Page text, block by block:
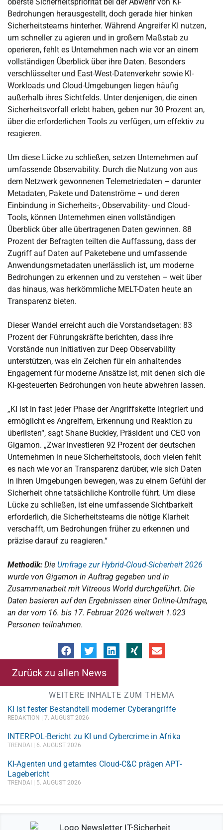
Bedrohungen herausgestellt, doch gerade hier hinken
Sicherheitsteams hinterher. Während Angreifer KI nutzen,
um schneller zu agieren und in großem Maßstab zu
operieren, fehlt es Unternehmen nach wie vor an einem
vollständigen Überblick über ihre Daten. Besonders
verschlüsselter und East-West-Datenverkehr sowie KI-
Workloads und Cloud-Umgebungen liegen häufig
außerhalb ihres Sichtfelds. Unter denjenigen, die einen
Sicherheitsvorfall erlebt haben, geben nur 30 Prozent an,
über die erforderlichen Tools zu verfügen, um effektiv zu
reagieren.
Um diese Lücke zu schließen, setzen Unternehmen auf
umfassende Observability. Durch die Nutzung von aus
dem Netzwerk gewonnenen Telemetriedaten – darunter
Metadaten, Pakete und Datenströme – und deren
Einbindung in Sicherheits-, Observability- und Cloud-
Tools, können Unternehmen einen vollständigen
Überblick über alle übertragenen Daten gewinnen. 88
Prozent der Befragten teilten die Auffassung, dass der
Zugriff auf Daten auf Paketebene und umfassende
Anwendungsmetadaten unerlässlich ist, um moderne
Bedrohungen zu erkennen und zu verstehen – weit über
das hinaus, was herkömmliche MELT-Daten heute an
Transparenz bieten.
Dieser Wandel erreicht auch die Vorstandsetagen: 83
Prozent der Führungskräfte berichten, dass ihre
Vorstände nun Initiativen zur Deep Observability
unterstützen, was ein Zeichen für ein anhaltendes
Engagement für moderne Ansätze ist, mit denen sich die
KI-gesteuerten Bedrohungen von heute abwehren lassen.
„KI ist in fast jeder Phase der Angriffskette integriert und
ermöglicht es Angreifern, Erkennung und Reaktion zu
überlisten“, sagt Shane Buckley, Präsident und CEO von
Gigamon. „Zwar investieren 92 Prozent der deutschen
Unternehmen in neue Sicherheitstools, doch vielen fehlt
es nach wie vor an Transparenz darüber, wie sich Daten
in ihren Umgebungen bewegen, was zu einem Gefühl der
Sicherheit ohne tatsächliche Kontrolle führt. Um diese
Lücke zu schließen, ist eine umfassende Sichtbarkeit
erforderlich, die Sicherheitsteams die nötige Klarheit
verschafft, um Bedrohungen früher zu erkennen und
präzise darauf zu reagieren.“
Methodik: Die Umfrage zur Hybrid-Cloud-Sicherheit 2026
wurde von Gigamon in Auftrag gegeben und in
Zusammenarbeit mit Vitreous World durchgeführt. Die
Daten basieren auf den Ergebnissen einer Online-Umfrage,
an der vom 16. bis 17. Februar 2026 weltweit 1.023
Personen teilnahmen.
Zurück zu allen News
WEITERE INHALTE ZUM THEMA
KI ist fester Bestandteil moderner Cyberangriffe
REDAKTION 7. AUGUST 2026
INTERPOL-Bericht zu KI und Cybercrime in Afrika
TRENDAI 6. AUGUST 2026
KI-Agenten und getarntes Cloud-C&C prägen APT-
Lagebericht
TRENDAI 5. AUGUST 2026